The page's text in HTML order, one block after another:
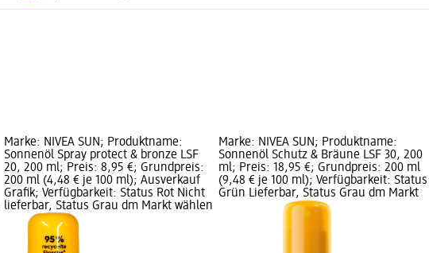
Marke: NIVEA SUN; Produktname:
Sonnenöl Spray protect & bronze LSF
20, 200 ml; Preis: 8,95 €; Grundpreis:
200 ml (4,48 € je 100 ml); Ausverkauf
Grafik; Verfügbarkeit: Status Rot Nicht
lieferbar, Status Grau dm Markt wählen
Marke: NIVEA SUN; Produktname:
Sonnenöl Schutz & Bräune LSF 30, 200
ml; Preis: 18,95 €; Grundpreis: 200 ml
(9,48 € je 100 ml); Verfügbarkeit: Status
Grün Lieferbar, Status Grau dm Markt